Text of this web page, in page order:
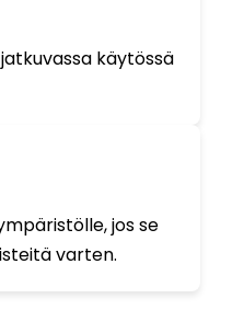
käytössä
jos se
varten.